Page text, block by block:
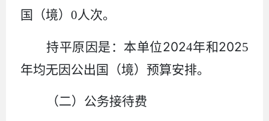
国（境） 0 人次。
持平原因是： 本单位2024年和2025
年均无因公出国（境）预算安排。
（二）公务接待费